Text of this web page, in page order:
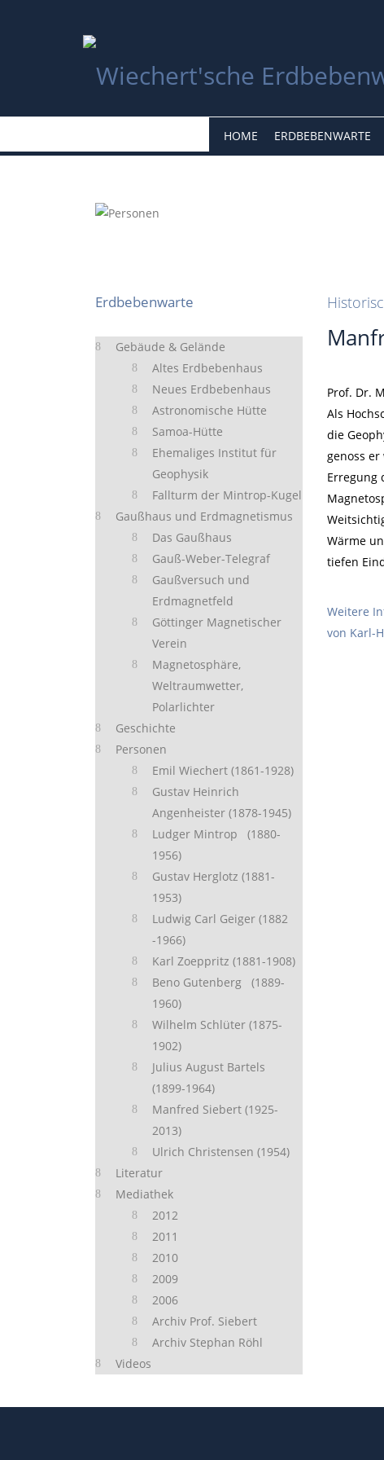
HOME ERDBEBENWARTE
Erdbebenwarte
Gebäude & Gelände
Altes Erdbebenhaus
Neues Erdbebenhaus
Astronomische Hütte
Samoa-Hütte
Ehemaliges Institut für
Geophysik
Fallturm der Mintrop-Kugel
Gaußhaus und Erdmagnetismus
Das Gaußhaus
Gauß-Weber-Telegraf
Gaußversuch und
Erdmagnetfeld
Göttinger Magnetischer
Verein
Magnetosphäre,
Weltraumwetter,
Polarlichter
Geschichte
Personen
Emil Wiechert (1861-1928)
Gustav Heinrich
Angenheister (1878-1945)
Ludger Mintrop (1880-
1956)
Gustav Herglotz (1881-
1953)
Ludwig Carl Geiger (1882
-1966)
Karl Zoeppritz (1881-1908)
Beno Gutenberg (1889-
1960)
Wilhelm Schlüter (1875-
1902)
Julius August Bartels
(1899-1964)
Manfred Siebert (1925-
2013)
Ulrich Christensen (1954)
Literatur
Mediathek
2012
2011
2010
2009
2006
Archiv Prof. Siebert
Archiv Stephan Röhl
Videos
Prof. Dr.
Als
die
genoss
Erregung
Wärme
tiefen
Weitere
von Karl-